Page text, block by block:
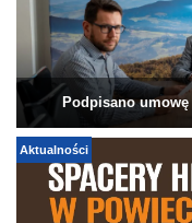
Podpisano
Aktualności